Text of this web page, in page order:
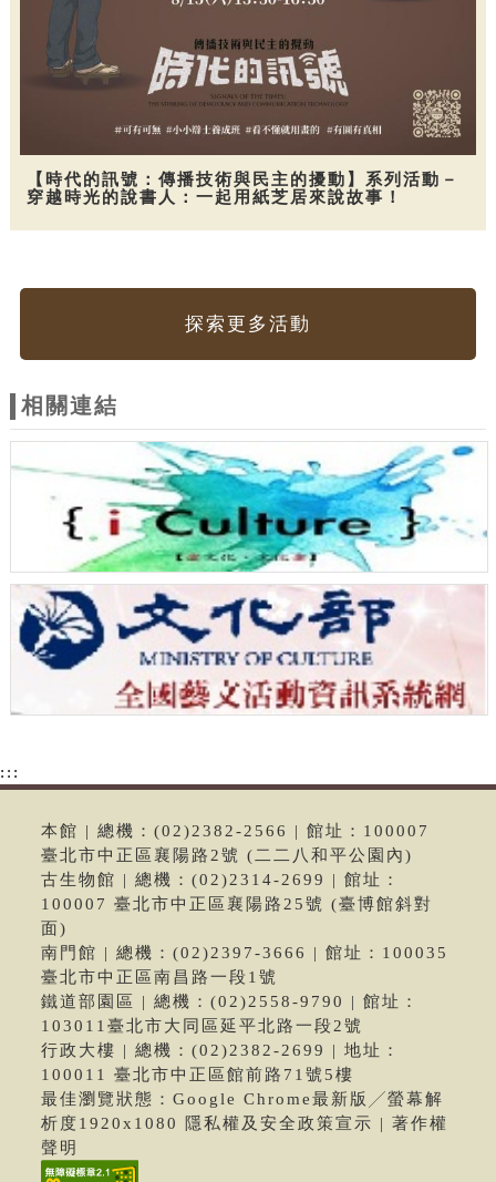
【時代的訊號：傳播技術與民主的擾動】系列活動－
穿越時光的說書人：一起用紙芝居來說故事！
探索更多活動
相關連結
:::
本館 | 總機：(02)2382-2566 | 館址：100007
臺北市中正區襄陽路2號 (二二八和平公園內)
古生物館 | 總機：(02)2314-2699 | 館址：
100007 臺北市中正區襄陽路25號 (臺博館斜對
面)
南門館 | 總機：(02)2397-3666 | 館址：100035
臺北市中正區南昌路一段1號
鐵道部園區 | 總機：(02)2558-9790 | 館址：
103011臺北市大同區延平北路一段2號
行政大樓 | 總機：(02)2382-2699 | 地址：
100011 臺北市中正區館前路71號5樓
最佳瀏覽狀態：Google Chrome最新版╱螢幕解
析度1920x1080 隱私權及安全政策宣示 | 著作權
聲明